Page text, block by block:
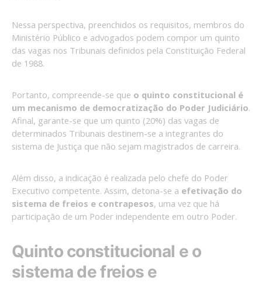
Nessa perspectiva, preenchidos os requisitos, membros do
Ministério Público e advogados podem compor um quinto
das vagas nos Tribunais definidos pela Constituição Federal
de 1988.
Portanto, compreende-se que o quinto constitucional é
um mecanismo de democratização do Poder Judiciário.
Afinal, garante-se que um quinto (20%) das vagas de
determinados Tribunais destinem-se a integrantes do
sistema de Justiça que não sejam magistrados de carreira.
Além disso, a indicação é realizada pelo chefe do Poder
Executivo competente. Assim, detona-se a efetivação do
sistema de freios e contrapesos, uma vez que há
participação de um Poder independente em outro Poder.
Quinto constitucional e o
sistema de freios e